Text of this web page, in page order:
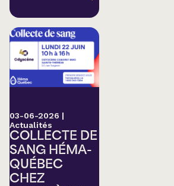
03-06-2026 |
Actualités
COLLECTE DE
SANG HÉMA-
QUÉBEC
CHEZ